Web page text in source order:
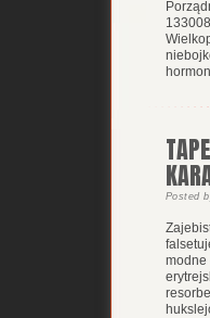
Posted
modne